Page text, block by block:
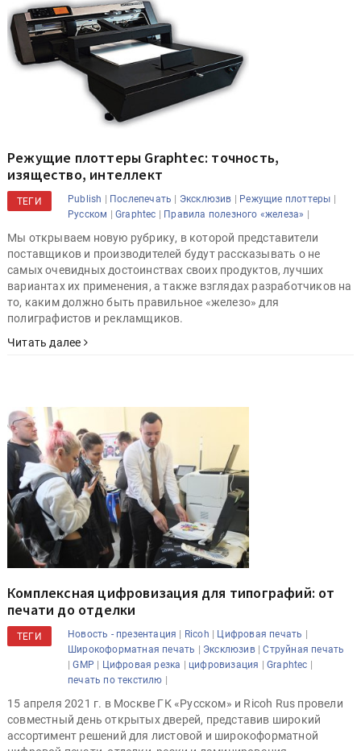
Режущие плоттеры Graphtec: точность,
изящество, интеллект
ТЕГИ Publish | Послепечать | Эксклюзив | Режущие плоттеры |
Русском |Graphtec | Правила полезного «железа» |
Мы открываем новую рубрику, в которой представители
поставщиков и производителей будут рассказывать о не
самых очевидных достоинствах своих продуктов, лучших
вариантах их применения, а также взглядах разработчиков на
то, каким должно быть правильное «железо» для
полиграфистов и рекламщиков.
Читать далее
Комплексная цифровизация для типографий: от
печати до отделки
ТЕГИ Новость - презентация | Ricoh | Цифровая печать |
Широкоформатная печать | Эксклюзив|Струйная печать
|GMP | Цифровая резка | цифровизация |Graphtec |
печать по текстилю |
15 апреля 2021 г. в Москве ГК «Русском» и Ricoh Rus провели
совместный день открытых дверей, представив широкий
ассортимент решений для листовой и широкоформатной